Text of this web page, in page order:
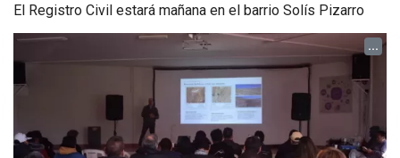
El Registro Civil estará mañana en el barrio Solís Pizarro
...